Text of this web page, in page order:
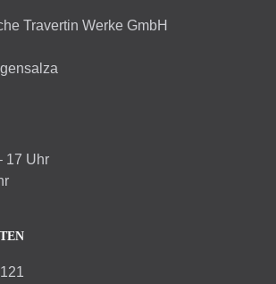
Travertin Werke GmbH
17 Uhr